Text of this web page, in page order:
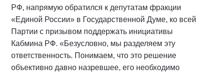
РФ, напрямую обратился к депутатам фракции
«Единой России» в Государственной Думе, ко всей
Партии с призывом поддержать инициативы
Кабмина РФ. «Безусловно, мы разделяем эту
ответственность. Понимаем, что это решение
объективно давно назревшее, его необходимо